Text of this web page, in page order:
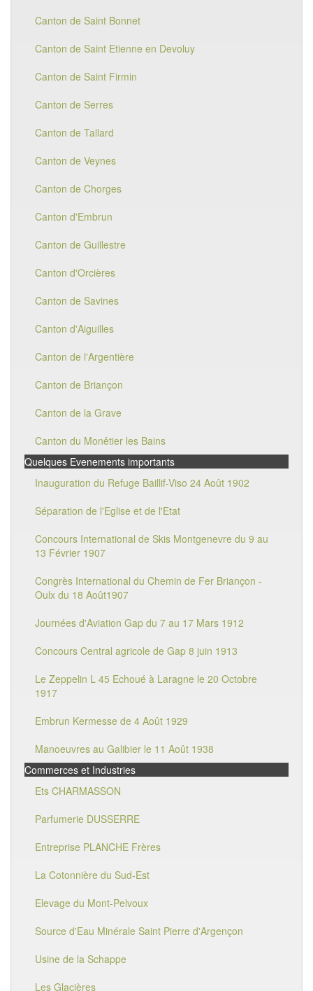
Canton de Saint Bonnet
Canton de Saint Etienne en Devoluy
Canton de Saint Firmin
Canton de Serres
Canton de Tallard
Canton de Veynes
Canton de Chorges
Canton d'Embrun
Canton de Guillestre
Canton d'Orcières
Canton de Savines
Canton d'Aiguilles
Canton de l'Argentière
Canton de Briançon
Canton de la Grave
Canton du Monêtier les Bains
Quelques Evenements importants
Inauguration du Refuge Baillif-Viso 24 Août 1902
Séparation de l'Eglise et de l'Etat
Concours International de Skis Montgenevre du 9 au
13 Février 1907
Congrès International du Chemin de Fer Briançon -
Oulx du 18 Août1907
Journées d'Aviation Gap du 7 au 17 Mars 1912
Concours Central agricole de Gap 8 juin 1913
Le Zeppelin L 45 Echoué à Laragne le 20 Octobre
1917
Embrun Kermesse de 4 Août 1929
Manoeuvres au Galibier le 11 Août 1938
Commerces et Industries
Ets CHARMASSON
Parfumerie DUSSERRE
Entreprise PLANCHE Frères
La Cotonnière du Sud-Est
Elevage du Mont-Pelvoux
Source d'Eau Minérale Saint Pierre d'Argençon
Usine de la Schappe
Les Glacières